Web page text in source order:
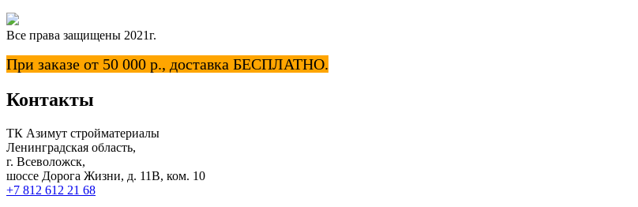
Все права защищены 2021г.
При заказе от 50 000 р., доставка БЕСПЛАТНО.
Контакты
ТК Азимут стройматериалы
Ленинградская область,
г. Всеволожск,
шоссе Дорога Жизни, д. 11В, ком. 10
+7 812 612 21 68